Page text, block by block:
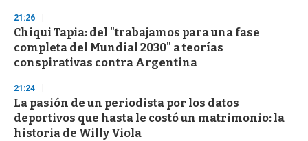
21:26
Chiqui Tapia: del "trabajamos para una fase
completa del Mundial 2030" a teorías
conspirativas contra Argentina
21:24
La pasión de un periodista por los datos
deportivos que hasta le costó un matrimonio: la
historia de Willy Viola